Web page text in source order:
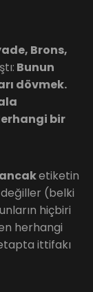
Brons,
Bunun
dövmek.
bir
etiketin
(belki
hiçbiri
herhangi
ittifakı